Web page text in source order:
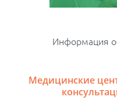
Информация
Медицинские